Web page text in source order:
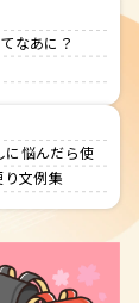
なあに？
に悩んだら使
文例集